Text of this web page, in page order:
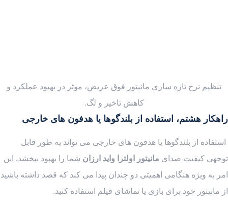
تنظیم نرخ تازه سازی مانیتور فوق عریض، موثر در بهبود عملکرد و
کاهش تاخیر و لگ.
راهکار هشتم، استفاده از بلندگوها یا هدفون های خارجی
استفاده از بلندگوها یا هدفون های خارجی می تواند به طور قابل
توجهی کیفیت صدای مانیتور اولترا واید ارزان شما را بهبود ببخشد. این
امر به ویژه هنگامی اهمیتی دو چندان پیدا می کند که قصد داشته باشید
از مانیتور خود برای بازی یا تماشای فیلم استفاده کنید.